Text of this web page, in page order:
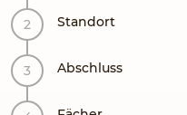
Standort
Abschluss